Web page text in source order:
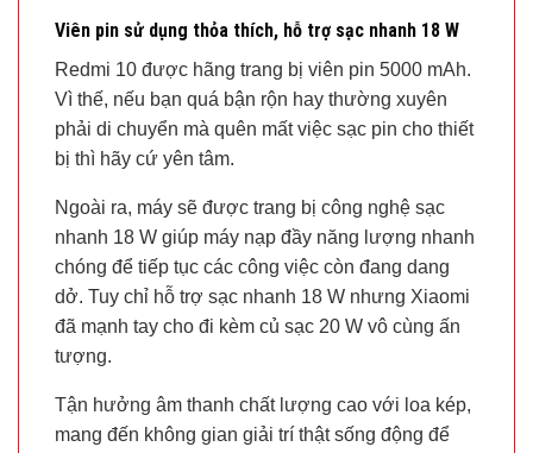
Viên pin sử dụng thỏa thích, hỗ trợ sạc nhanh 18 W
Redmi 10 được hãng trang bị viên pin 5000 mAh.
Vì thế, nếu bạn quá bận rộn hay thường xuyên
phải di chuyển mà quên mất việc sạc pin cho thiết
bị thì hãy cứ yên tâm.
Ngoài ra, máy sẽ được trang bị công nghệ sạc
nhanh 18 W giúp máy nạp đầy năng lượng nhanh
chóng để tiếp tục các công việc còn đang dang
dở. Tuy chỉ hỗ trợ sạc nhanh 18 W nhưng Xiaomi
đã mạnh tay cho đi kèm củ sạc 20 W vô cùng ấn
tượng.
Tận hưởng âm thanh chất lượng cao với loa kép,
mang đến không gian giải trí thật sống động để